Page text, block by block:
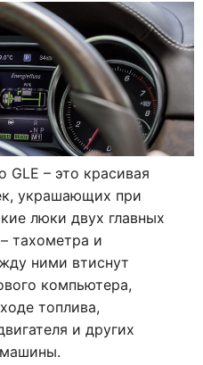
– это красивая
украшающих при
люки двух главных
тахометра и
ними втиснут
компьютера,
топлива,
и других